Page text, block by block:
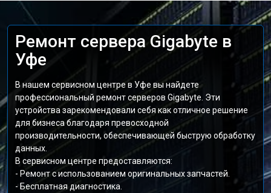
Ремонт сервера Gigabyte в
Уфе
В нашем сервисном центре в Уфе вы найдете
профессиональный ремонт серверов Gigabyte. Эти
устройства зарекомендовали себя как отличное решение
для бизнеса благодаря превосходной
производительности, обеспечивающей быструю обработку
данных.
В сервисном центре предоставляются:
- Ремонт с использованием оригинальных запчастей.
- Бесплатная диагностика.